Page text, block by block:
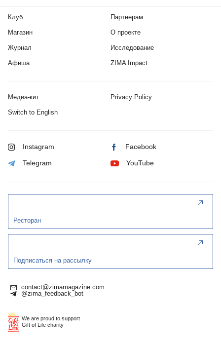
Клуб
Магазин
Журнал
Афиша
Партнерам
О проекте
Исследование
ZIMA Impact
Медиа-кит Privacy Policy
Switch to English
Instagram Facebook
Telegram YouTube
Ресторан
Подписаться на рассылку
contact@zimamagazine.com
@zima_feedback_bot
We are proud to support
Gift of Life charity